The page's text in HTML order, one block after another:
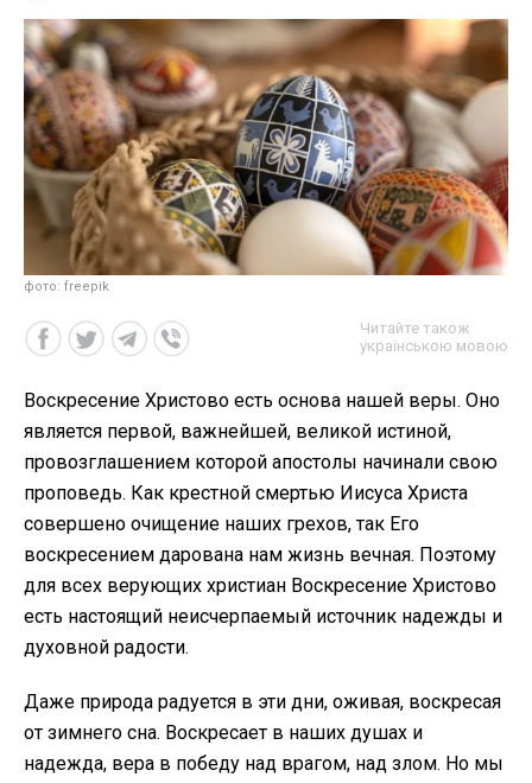
фото: freepik
Читайте також
українською мовою
Воскресение Христово есть основа нашей веры. Оно
является первой, важнейшей, великой истиной,
провозглашением которой апостолы начинали свою
проповедь. Как крестной смертью Иисуса Христа
совершено очищение наших грехов, так Его
воскресением дарована нам жизнь вечная. Поэтому
для всех верующих христиан Воскресение Христово
есть настоящий неисчерпаемый источник надежды и
духовной радости.
Даже природа радуется в эти дни, оживая, воскресая
от зимнего сна. Воскресает в наших душах и
надежда, вера в победу над врагом, над злом. Но мы